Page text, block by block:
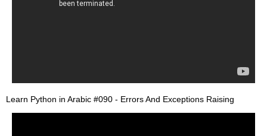
Learn Python in Arabic #090 - Errors And Exceptions Raising